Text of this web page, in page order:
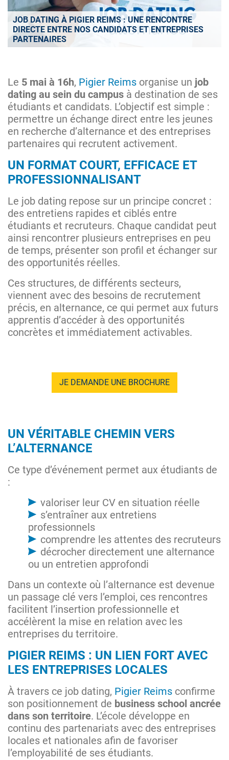
JOB DATING À PIGIER REIMS : UNE RENCONTRE
DIRECTE ENTRE NOS CANDIDATS ET ENTREPRISES
PARTENAIRES
Le 5 mai à 16h, Pigier Reims organise un job
dating au sein du campus à destination de ses
étudiants et candidats. L’objectif est simple :
permettre un échange direct entre les jeunes
en recherche d’alternance et des entreprises
partenaires qui recrutent activement.
UN FORMAT COURT, EFFICACE ET
PROFESSIONNALISANT
Le job dating repose sur un principe concret :
des entretiens rapides et ciblés entre
étudiants et recruteurs. Chaque candidat peut
ainsi rencontrer plusieurs entreprises en peu
de temps, présenter son profil et échanger sur
des opportunités réelles.
Ces structures, de différents secteurs,
viennent avec des besoins de recrutement
précis, en alternance, ce qui permet aux futurs
apprentis d’accéder à des opportunités
concrètes et immédiatement activables.
JE DEMANDE UNE BROCHURE
UN VÉRITABLE CHEMIN VERS
L’ALTERNANCE
Ce type d’événement permet aux étudiants de
:
valoriser leur CV en situation réelle
s’entraîner aux entretiens
professionnels
comprendre les attentes des recruteurs
décrocher directement une alternance
ou un entretien approfondi
Dans un contexte où l’alternance est devenue
un passage clé vers l’emploi, ces rencontres
facilitent l’insertion professionnelle et
accélèrent la mise en relation avec les
entreprises du territoire.
PIGIER REIMS : UN LIEN FORT AVEC
LES ENTREPRISES LOCALES
À travers ce job dating, Pigier Reims confirme
son positionnement de business school ancrée
dans son territoire. L’école développe en
continu des partenariats avec des entreprises
locales et nationales afin de favoriser
l’employabilité de ses étudiants.